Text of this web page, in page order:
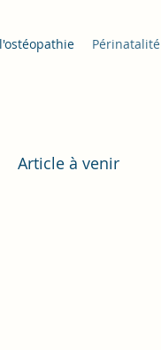
Périnatalité
Article à venir